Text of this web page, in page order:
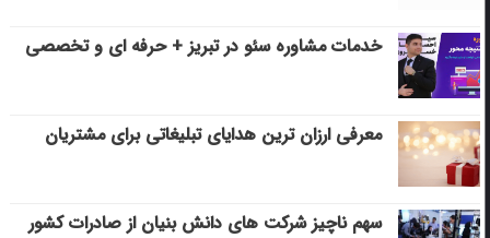
خدمات مشاوره سئو در تبریز + حرفه ای و تخصصی
معرفی ارزان ترین هدایای تبلیغاتی برای مشتریان
سهم ناچیز شرکت های دانش بنیان از صادرات کشور